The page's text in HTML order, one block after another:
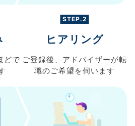
どで
STEP.2
ヒアリング
ご登録後、 アドバイザーが転
職のご希望を伺います